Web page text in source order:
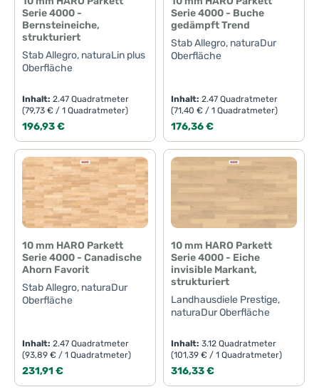
Serie 4000 -
Bernsteineiche,
strukturiert
Stab Allegro, naturaLin plus
Oberfläche
Inhalt:2.47 Quadratmeter
(79,73 € / 1 Quadratmeter)
Regulärer Preis:
196,93 €
Serie 4000 - Buche
gedämpft Trend
Stab Allegro, naturaDur
Oberfläche
Inhalt:2.47 Quadratmeter
(71,40 € / 1 Quadratmeter)
Regulärer Preis:
176,36 €
10 mm HARO Parkett
Serie 4000 - Canadische
Ahorn Favorit
Stab Allegro, naturaDur
Oberfläche
Inhalt:2.47 Quadratmeter
(93,89 € / 1 Quadratmeter)
Regulärer Preis:
231,91 €
10 mm HARO Parkett
Serie 4000 - Eiche
invisible Markant,
strukturiert
Landhausdiele Prestige,
naturaDur Oberfläche
Inhalt:3.12 Quadratmeter
(101,39 € / 1 Quadratmeter)
Regulärer Preis:
316,33 €